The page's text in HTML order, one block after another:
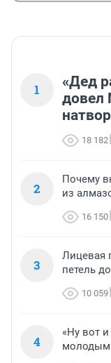
1
«Дед
довел
18 182
2
Почему
из
16 150
3
Лицевая
петель
10 059
4
«Ну вот